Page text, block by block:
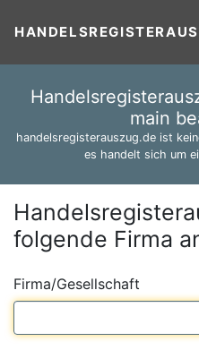
main
handelsregisterauszug.de ist
es handelt sich um
folgende Firma
Firma/Gesellschaft